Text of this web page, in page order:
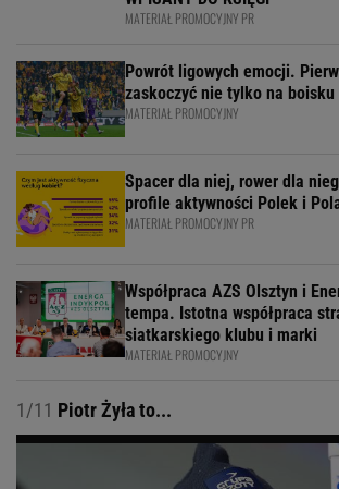
MATERIAŁ PROMOCYJNY PR
Powrót ligowych emocji.
zaskoczyć nie tylko na boisku
MATERIAŁ PROMOCYJNY
Spacer dla niej, rower dla
profile aktywności Polek i
MATERIAŁ PROMOCYJNY PR
Współpraca AZS Olsztyn i
tempa. Istotna współpraca
siatkarskiego klubu i marki
MATERIAŁ PROMOCYJNY
1/11 Piotr Żyła to...